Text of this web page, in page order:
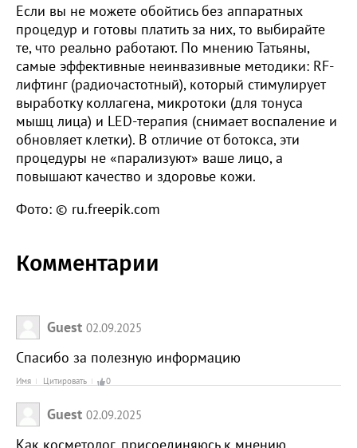
Если вы не можете обойтись без аппаратных
процедур и готовы платить за них, то выбирайте
те, что реально работают. По мнению Татьяны,
самые эффективные неинвазивные методики: RF-
лифтинг (радиочастотный), который стимулирует
выработку коллагена, микротоки (для тонуса
мышц лица) и LED-терапия (снимает воспаление и
обновляет клетки). В отличие от ботокса, эти
процедуры не «парализуют» ваше лицо, а
повышают качество и здоровье кожи.
Фото: © ru.freepik.com
Комментарии
Guest 02.09.2025
Спасибо за полезную информацию
Имя Цитировать 0
Guest 02.09.2025